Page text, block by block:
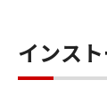
インス